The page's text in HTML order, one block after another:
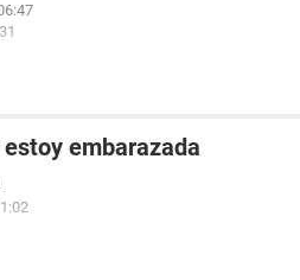
embarazada